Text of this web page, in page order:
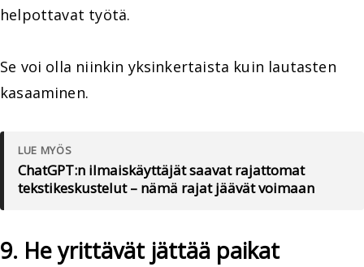
helpottavat työtä.
Se voi olla niinkin yksinkertaista kuin lautasten
kasaaminen.
LUE MYÖS
ChatGPT:n ilmaiskäyttäjät saavat rajattomat
tekstikeskustelut – nämä rajat jäävät voimaan
9. He yrittävät jättää paikat